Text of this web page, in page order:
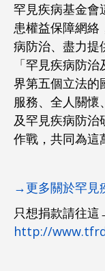
罕見疾病基金會
患權益保障網絡
病防治、盡力提
「罕見疾病防
界第五個立法的
服務、全人關
及罕見疾病防治
作戰，共同為這
→更多關於罕見
只想捐款請往
http://